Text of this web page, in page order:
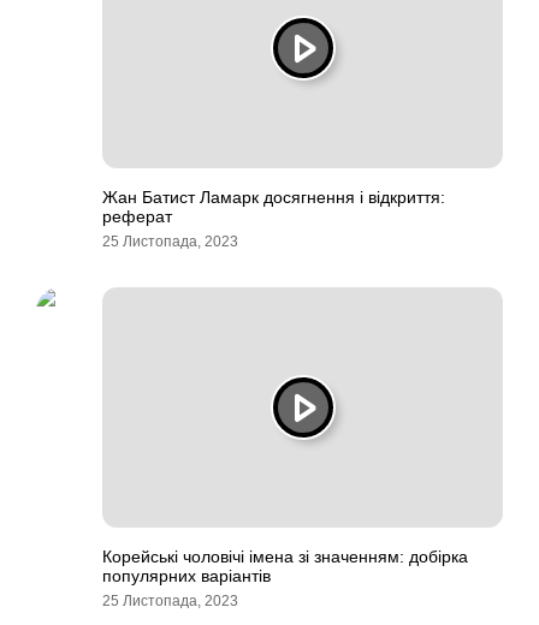
Жан Батист Ламарк досягнення і відкриття:
реферат
25 Листопада, 2023
Корейські чоловічі імена зі значенням: добірка
популярних варіантів
25 Листопада, 2023